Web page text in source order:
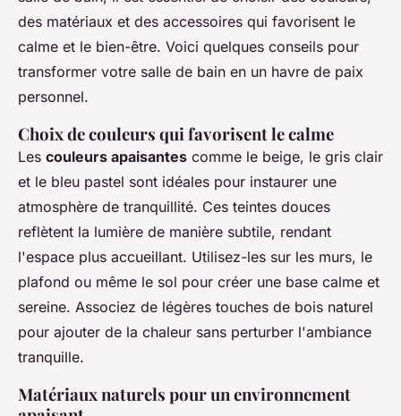
des matériaux et des accessoires qui favorisent le
calme et le bien-être. Voici quelques conseils pour
transformer votre salle de bain en un havre de paix
personnel.
Choix de couleurs qui favorisent le calme
Les couleurs apaisantes comme le beige, le gris clair
et le bleu pastel sont idéales pour instaurer une
atmosphère de tranquillité. Ces teintes douces
reflètent la lumière de manière subtile, rendant
l'espace plus accueillant. Utilisez-les sur les murs, le
plafond ou même le sol pour créer une base calme et
sereine. Associez de légères touches de bois naturel
pour ajouter de la chaleur sans perturber l'ambiance
tranquille.
Matériaux naturels pour un environnement